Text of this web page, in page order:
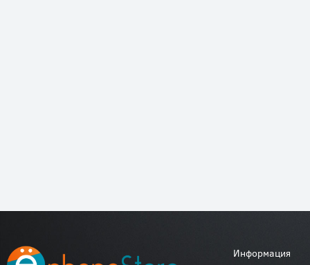
Информация